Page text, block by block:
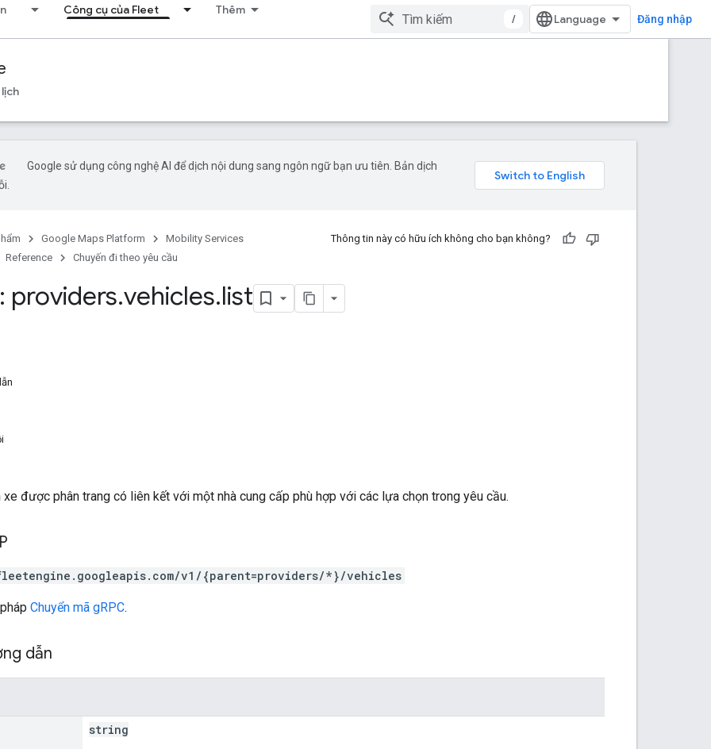
Công cụ của Fleet Thêm
/ Đăng nhập
lịch
Google sử dụng công nghệ AI để dịch nội dung sang ngôn ngữ bạn ưu tiên. Bản dịch
Google Maps Platform
Mobility Services
Reference Chuyến đi theo yêu cầu
Thông tin này có hữu ích không cho bạn không?
providers.vehicles.list
xe được phân trang có liên kết với một nhà cung cấp phù hợp với các lựa chọn trong yêu cầu.
v1/{parent=providers/*}/vehicles
Chuyển mã gRPC.
dẫn
string